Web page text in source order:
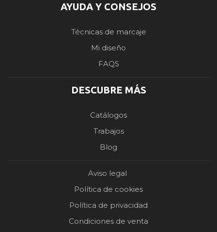
AYUDA Y CONSEJOS
Técnicas de marcaje
Mi diseño
FAQS
DESCUBRE MÁS
Catálogos
Trabajos
Blog
Aviso legal
Política de cookies
Política de privacidad
Condiciones de venta